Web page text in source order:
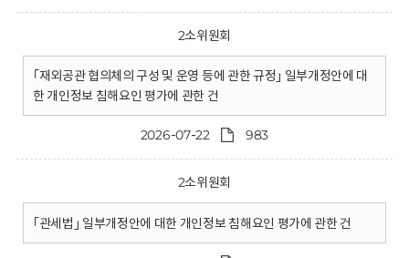
2소위원회
｢재외공관 협의체의 구성 및 운영 등에 관한 규정｣ 일부개정안에 대
한 개인정보 침해요인 평가에 관한 건
2026-07-22 983
2소위원회
｢관세법｣ 일부개정안에 대한 개인정보 침해요인 평가에 관한 건